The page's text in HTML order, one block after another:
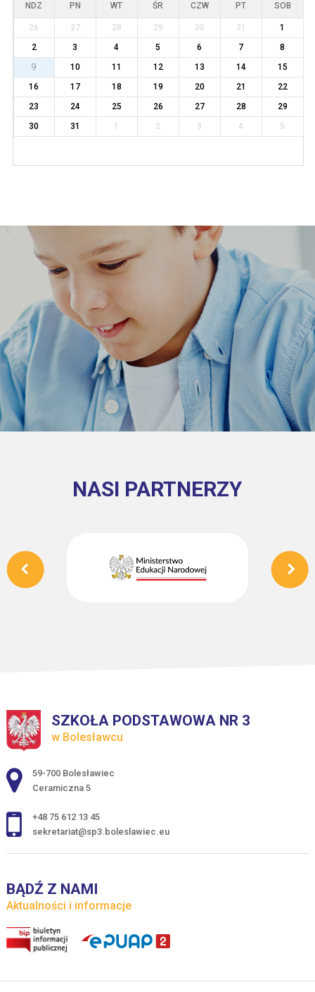
NDZ PN WT ŚR CZW PT SOB
26 27 28 29 30 31
1
2
3 4 5 6 7
8
9
10 11 12 13 14
15
16
17 18 19 20 21
22
23
24 25 26 27 28
29
30
31 1 2 3 4 5
NASI PARTNERZY
SZKOŁA PODSTAWOWA NR 3
w Bolesławcu
Adres pocztowy:
59-700 Bolesławiec
Ceramiczna 5
+48 75 612 13 45
sekretariat@sp3.boleslawiec.eu
BĄDŹ Z NAMI
Aktualności i informacje